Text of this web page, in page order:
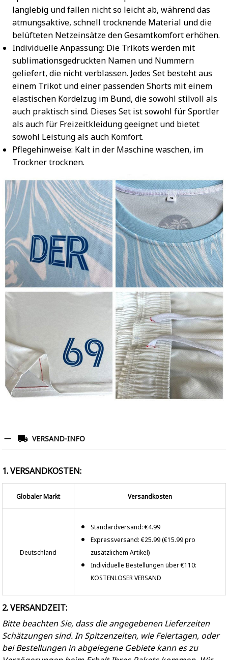
langlebig und fallen nicht so leicht ab, während das
atmungsaktive, schnell trocknende Material und die
belüfteten Netzeinsätze den Gesamtkomfort erhöhen.
Individuelle Anpassung: Die Trikots werden mit
sublimationsgedruckten Namen und Nummern
geliefert, die nicht verblassen. Jedes Set besteht aus
einem Trikot und einer passenden Shorts mit einem
elastischen Kordelzug im Bund, die sowohl stilvoll als
auch praktisch sind. Dieses Set ist sowohl für Sportler
als auch für Freizeitkleidung geeignet und bietet
sowohl Leistung als auch Komfort.
Pflegehinweise: Kalt in der Maschine waschen, im
Trockner trocknen.
VERSAND-INFO
1. VERSANDKOSTEN:
Globaler Markt Versandkosten
Deutschland
Standardversand: €4.99
Expressversand: €25.99 (€15.99 pro
zusätzlichem Artikel)
Individuelle Bestellungen über €110:
KOSTENLOSER VERSAND
2. VERSANDZEIT:
Bitte beachten Sie, dass die angegebenen Lieferzeiten
Schätzungen sind. In Spitzenzeiten, wie Feiertagen, oder
bei Bestellungen in abgelegene Gebiete kann es zu